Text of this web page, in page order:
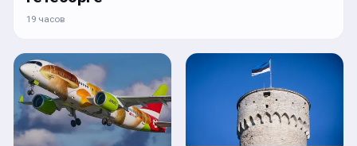
19 часов